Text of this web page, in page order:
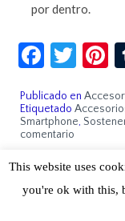
por dentro.
Publicado en
Etiquetado
Smartphone,
comentario
This website uses
you're ok with this,